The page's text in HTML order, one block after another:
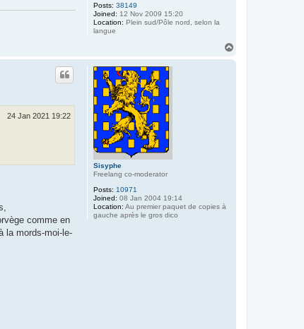
Posts: 38149
Joined: 12 Nov 2009 15:20
Location: Plein sud/Pôle nord, selon la
langue
Sisyphe
Freelang co-moderator
Posts: 10971
Joined: 08 Jan 2004 19:14
Location: Au premier paquet de copies à
gauche après le gros dico
24 Jan 2021 19:22
comme en
la mords-moi-le-